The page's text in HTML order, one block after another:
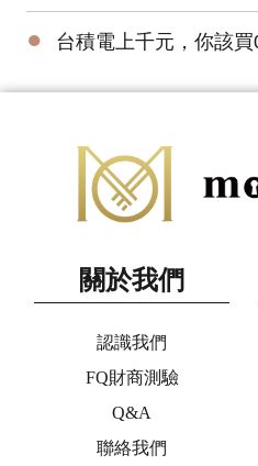
● 台積電上千元，你該買006208
關於我們
認識我們
FQ財商測驗
Q&A
聯絡我們